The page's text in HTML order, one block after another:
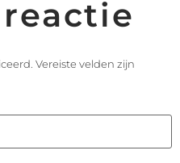
Vereiste velden zijn